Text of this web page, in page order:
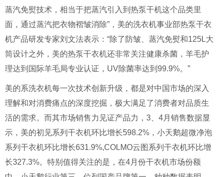
蒸汽免熨技术，相当于把蒸汽引入到热泵干机这个品类里
面，通过蒸汽把衣物褶皱消除”，美的洗衣机事业部热泵干衣
机产品研发专家刘文法表示：“除了防皱、蒸汽免熨和125L大
筒设计之外，美的热泵干衣机还非常关注健康杀菌，羊毛护
理达到国际羊毛局专业认证，UV除菌率达到99.9%。”
美的系洗衣机每一次技术创新升级，都是对中国市场的深入
理解和对消费痛点的深度挖掘，极大满足了消费者对品质生
活的需求。而其市场销售力见证产品力， 3 4月销售数据显
示，美的初见系列干衣机环比增长598.2% ，小天鹅超微净泡
系列干衣机环比增长631.9%,COLMO云图系列干衣机环比增
长327.3%。特别值得关注的是，在4月份干衣机市场份额